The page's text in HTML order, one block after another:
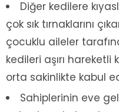
Diğer kedilere
çok sık tırnaklarını
çocuklu aileler
kedileri aşırı
orta sakinlikte kabul
Sahiplerinin eve